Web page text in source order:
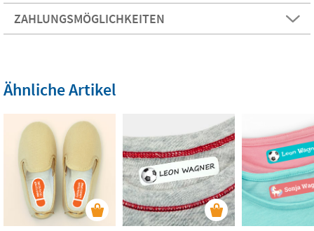
ZAHLUNGSMÖGLICHKEITEN
Ähnliche Artikel